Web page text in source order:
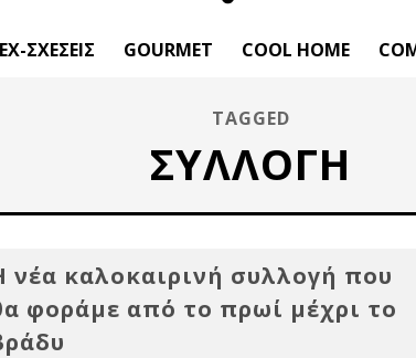
ΣΧΈΣΕΙΣ GOURMET COOL HOME
TAGGED
ΣΥΛΛΟΓΉ
νέα καλοκαιρινή συλλογή που
φοράμε από το πρωί μέχρι το